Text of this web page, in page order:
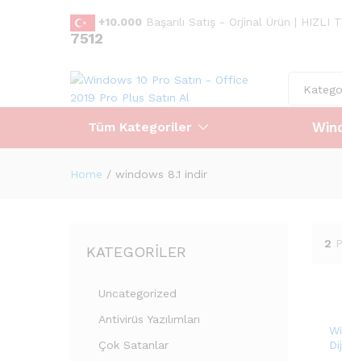
+10.000 Başarılı Satış - Orjinal Ürün | HIZLI
7512
Tüm Kategoriler
Home / windows 8.1 indir
2
KATEGORILER
Uncategorized
Antivirüs Yazılımları
Çok Satanlar